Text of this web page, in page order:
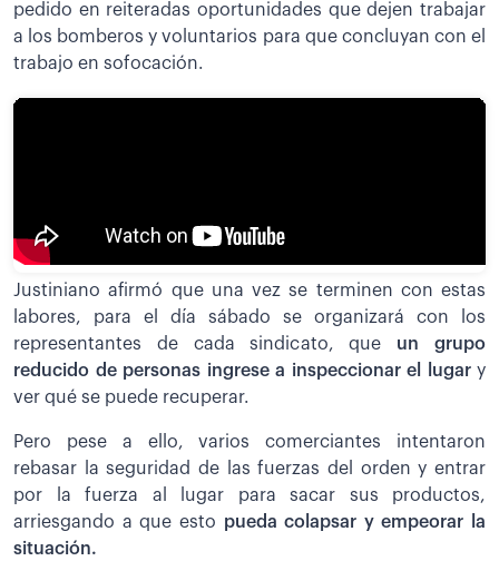
pedido en reiteradas oportunidades que dejen trabajar
a los bomberos y voluntarios para que concluyan con el
trabajo en sofocación.
Justiniano afirmó que una vez se terminen con estas
labores, para el día sábado se organizará con los
representantes de cada sindicato, que un grupo
reducido de personas ingrese a inspeccionar el lugary
ver qué se puede recuperar.
Pero pese a ello, varios comerciantes intentaron
rebasar la seguridad de las fuerzas del orden y entrar
por la fuerza al lugar para sacar sus productos,
arriesgando a que esto pueda colapsar y empeorar la
situación.